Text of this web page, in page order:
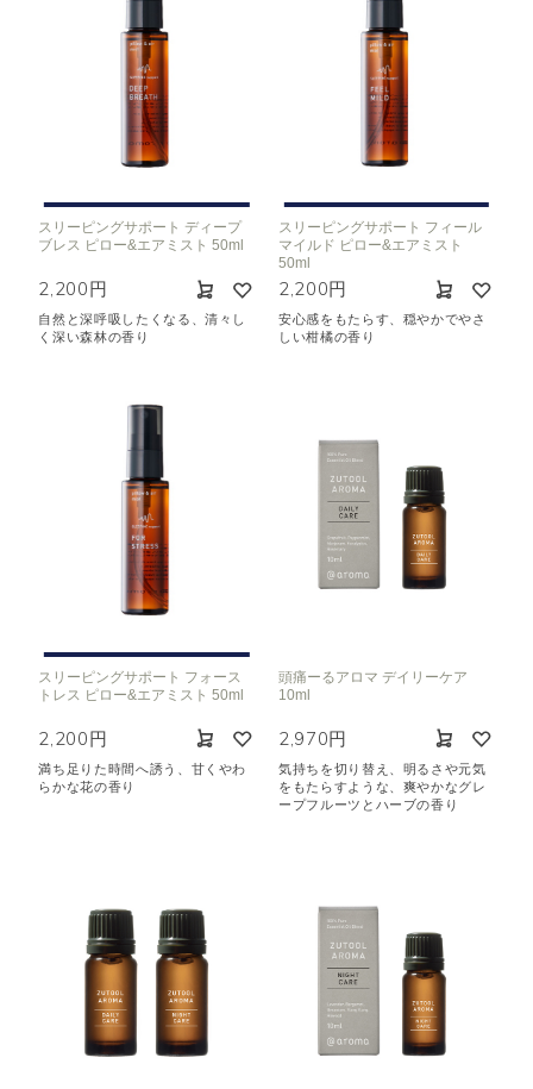
スリーピングサポート ディープ
ブレス ピロー&エアミスト 50ml
2,200円
自然と深呼吸したくなる、清々し
く深い森林の香り
スリーピングサポート フィール
マイルド ピロー&エアミスト
50ml
2,200円
安心感をもたらす、穏やかでやさ
しい柑橘の香り
スリーピングサポート フォース
トレス ピロー&エアミスト 50ml
2,200円
満ち足りた時間へ誘う、甘くやわ
らかな花の香り
頭痛ーるアロマ デイリーケア
10ml
2,970円
気持ちを切り替え、明るさや元気
をもたらすような、爽やかなグレ
ープフルーツとハーブの香り